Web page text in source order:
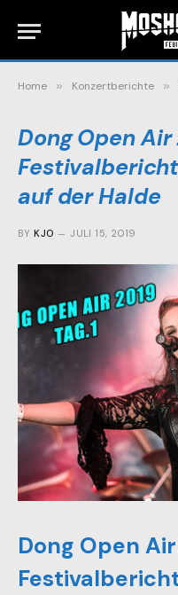
Home » Konzertberichte »
Dong Open Air
auf der Halde
BY KJO JULI 15, 2019
Dong Open